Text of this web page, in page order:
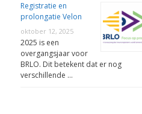
Registratie en
prolongatie Velon
oktober 12, 2025
2025 is een
overgangsjaar voor
BRLO. Dit betekent dat er nog
verschillende …